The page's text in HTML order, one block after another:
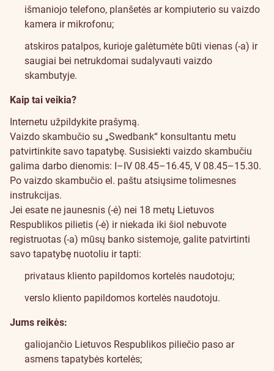
išmaniojo telefono, planšetės ar kompiuterio su vaizdo
kamera ir mikrofonu;
atskiros patalpos, kurioje galėtumėte būti vienas (-a) ir
saugiai bei netrukdomai sudalyvauti vaizdo
skambutyje.
Kaip tai veikia?
Internetu užpildykite prašymą.
Vaizdo skambučio su „Swedbank“ konsultantu metu
patvirtinkite savo tapatybę. Susisiekti vaizdo skambučiu
galima darbo dienomis: I–IV 08.45–16.45, V 08.45–15.30.
Po vaizdo skambučio el. paštu atsiųsime tolimesnes
instrukcijas.
Jei esate ne jaunesnis (-ė) nei 18 metų Lietuvos
Respublikos pilietis (-ė) ir niekada iki šiol nebuvote
registruotas (-a) mūsų banko sistemoje, galite patvirtinti
savo tapatybę nuotoliu ir tapti:
privataus kliento papildomos kortelės naudotoju;
verslo kliento papildomos kortelės naudotoju.
Jums reikės:
galiojančio Lietuvos Respublikos piliečio paso ar
asmens tapatybės kortelės;